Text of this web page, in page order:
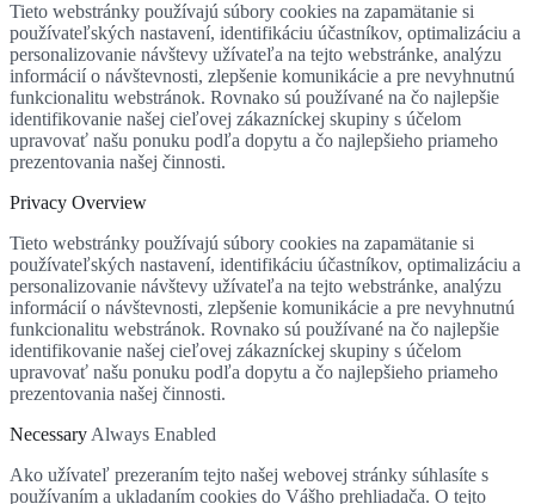
Tieto webstránky používajú súbory cookies na zapamätanie si
používateľských nastavení, identifikáciu účastníkov, optimalizáciu a
personalizovanie návštevy užívateľa na tejto webstránke, analýzu
informácií o návštevnosti, zlepšenie komunikácie a pre nevyhnutnú
funkcionalitu webstránok. Rovnako sú používané na čo najlepšie
identifikovanie našej cieľovej zákazníckej skupiny s účelom
upravovať našu ponuku podľa dopytu a čo najlepšieho priameho
prezentovania našej činnosti.
Privacy Overview
Tieto webstránky používajú súbory cookies na zapamätanie si
používateľských nastavení, identifikáciu účastníkov, optimalizáciu a
personalizovanie návštevy užívateľa na tejto webstránke, analýzu
informácií o návštevnosti, zlepšenie komunikácie a pre nevyhnutnú
funkcionalitu webstránok. Rovnako sú používané na čo najlepšie
identifikovanie našej cieľovej zákazníckej skupiny s účelom
upravovať našu ponuku podľa dopytu a čo najlepšieho priameho
prezentovania našej činnosti.
Necessary Always Enabled
Ako užívateľ prezeraním tejto našej webovej stránky súhlasíte s
používaním a ukladaním cookies do Vášho prehliadača. O tejto